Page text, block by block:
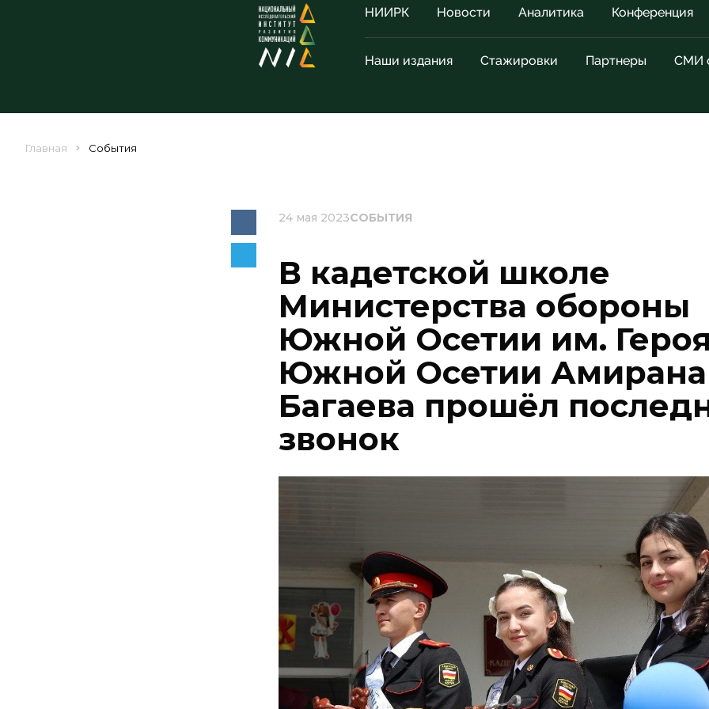
НИИРК Новости Аналитика Конференция
Наши издания Стажировки Партнеры СМИ
Главная События
24 мая 2023СОБЫТИЯ
В кадетской школе
Министерства обороны
Южной Осетии им.
Южной Осетии Амирана
Багаева прошёл
звонок